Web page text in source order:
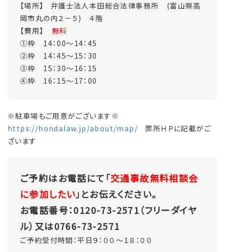
【場所】 弁護士法人本田総合法律事務所 (富山県高
岡市丸の内２－５) ４階
【費用】 無料
①枠 14：00～14：45
②枠 14：45～15：30
③枠 15：30～16：15
④枠 16：15～17：00
※駐車場もご用意がございます※
https://hondalaw.jp/about/map/ 弊所ＨＰに記載がご
ざいます
ご予約はお電話にて「交通事故無料相談会
に参加したい」とお伝えください。
お電話番号：0120-73-2571（フリーダイヤ
ル）又は0766-73-2571
ご予約受付時間：平日９：００～１８：００